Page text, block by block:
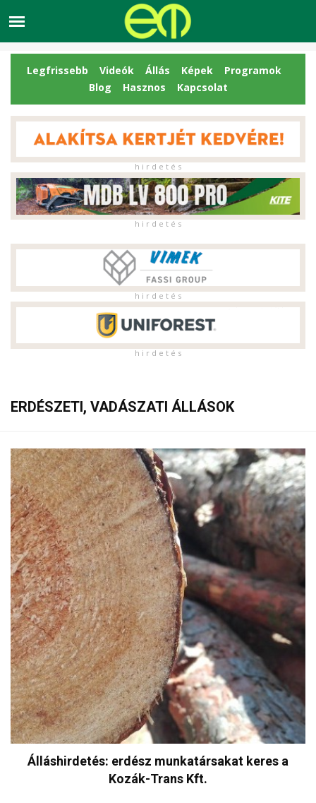
Legfrissebb Videók Állás Képek
Programok
Blog
Hasznos Kapcsolat
h i r d e t é s
h i r d e t é s
h i r d e t é s
h i r d e t é s
ERDÉSZETI, VADÁSZATI ÁLLÁSOK
Álláshirdetés: erdész munkatársakat keres a
Kozák-Trans Kft.